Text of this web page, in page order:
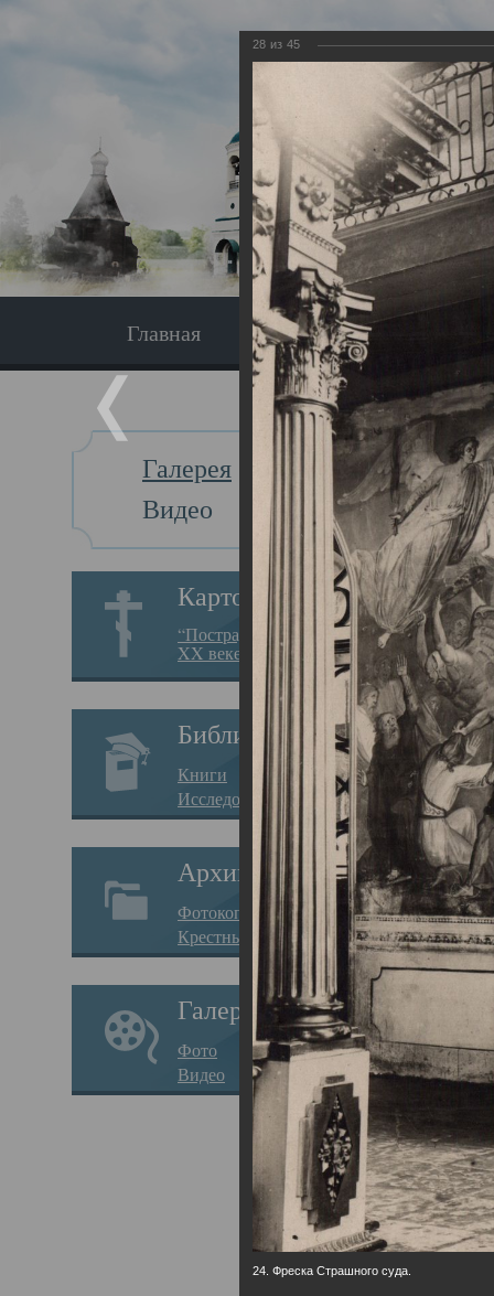
Главная Экскурсия
Галерея
Видео
Картотека
“Пострадавшие за веру в
XX веке на Севере”
Библиотека
Книги
Исследования
Архив
Фотокопии дел
Крестные ходы
Галерея
Фото
Видео
Главная
28 из 45
24. Фреска Страшного суда.